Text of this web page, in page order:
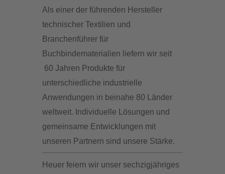
Als einer der führenden Hersteller
technischer Textilien und
Branchenführer für
Buchbindematerialien liefern wir seit
60 Jahren Produkte für
unterschiedliche industrielle
Anwendungen in beinahe 80 Länder
weltweit. Individuelle Lösungen und
gemeinsame Entwicklungen mit
unseren Partnern sind unsere Stärke.
Heuer feiern wir unser sechzigjähriges